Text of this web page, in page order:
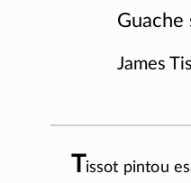
Guache
James
Tissot pintou